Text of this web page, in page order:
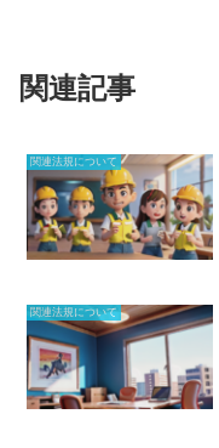
関連記事
関連法規について
関連法規について